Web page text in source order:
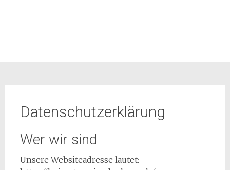
Datenschutzerklärung
Wer wir sind
Unsere Websiteadresse lautet: